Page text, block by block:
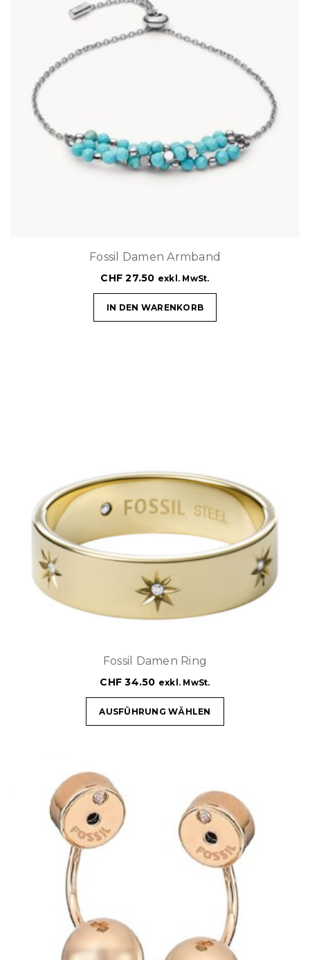
Fossil Damen Armband
CHF 27.50 exkl. MwSt.
IN DEN WARENKORB
Fossil Damen Ring
CHF 34.50 exkl. MwSt.
AUSFÜHRUNG WÄHLEN